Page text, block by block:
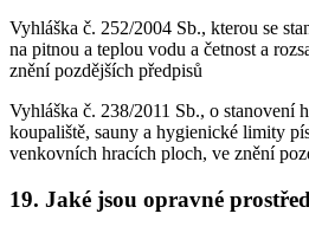
Vyhláška č. 252/2004 Sb., kterou se
na pitnou a teplou vodu a četnost a
znění pozdějších předpisů
Vyhláška č. 238/2011 Sb., o stanovení
koupaliště, sauny a hygienické limity
venkovních hracích ploch, ve znění
19. Jaké jsou opravné